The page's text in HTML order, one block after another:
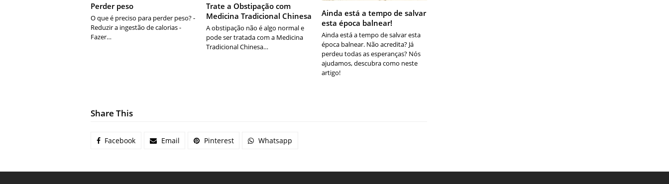
Perder peso
O que é preciso para perder peso? -
Reduzir a ingestão de calorias -
Fazer…
Trate a Obstipação com
Medicina Tradicional Chinesa
A obstipação não é algo normal e
pode ser tratada com a Medicina
Tradicional Chinesa…
Ainda está a tempo de salvar
esta época balnear!
Ainda está a tempo de salvar esta
época balnear. Não acredita? Já
perdeu todas as esperanças? Nós
ajudamos, descubra como neste
artigo!
Share This
Facebook Email Pinterest Whatsapp